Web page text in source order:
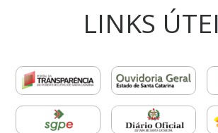
LINKS